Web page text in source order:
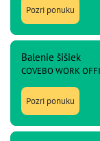
Pozri ponuku
Balenie šišiek
COVEBO WORK
Pozri ponuku